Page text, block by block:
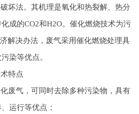
坏法。其机理是氧化和热裂解、热分
成的CO2和H2O。催化燃烧技术为污
解决办法，废气采用催化燃烧处理具
染等优点。
特点
废气，可同时去除多种污染物，具有
运行等优点；